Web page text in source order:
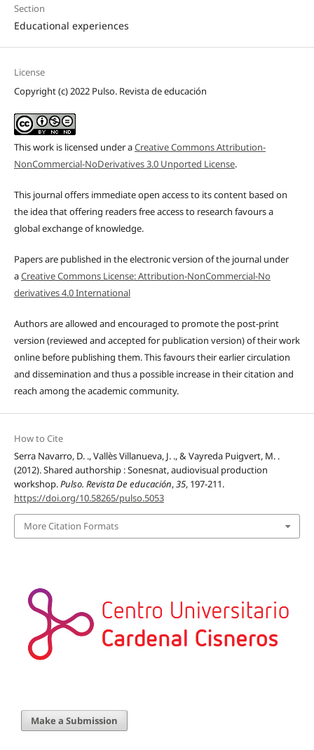
Section
Educational experiences
License
Copyright (c) 2022 Pulso. Revista de educación
This work is licensed under aCreative Commons Attribution-
NonCommercial-NoDerivatives 3.0 Unported License.
This journal offers immediate open access to its content based on
the idea that offering readers free access to research favours a
global exchange of knowledge.
Papers are published in the electronic version of the journal under
aCreative Commons License: Attribution-NonCommercial-No
derivatives 4.0 International
Authors are allowed and encouraged to promote the post-print
version (reviewed and accepted for publication version) of their work
online before publishing them. This favours their earlier circulation
and dissemination and thus a possible increase in their citation and
reach among the academic community.
How to Cite
Serra Navarro, D. ., Vallès Villanueva, J. ., & Vayreda Puigvert, M. .
(2012). Shared authorship : Sonesnat, audiovisual production
workshop.Pulso. Revista De educación,35, 197-211.
https://doi.org/10.58265/pulso.5053
More Citation Formats
Make a Submission